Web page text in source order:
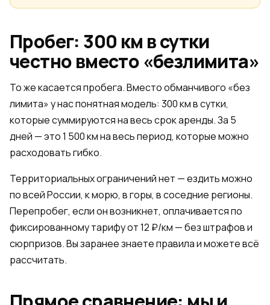
Пробег: 300 км в сутки
честно вместо «безлимита»
То же касается пробега. Вместо обманчивого «без
лимита» у нас понятная модель: 300 км в сутки,
которые суммируются на весь срок аренды. За 5
дней — это 1 500 км на весь период, которые можно
расходовать гибко.
Территориальных ограничений нет — ездить можно
по всей России, к морю, в горы, в соседние регионы.
Перепробег, если он возникнет, оплачивается по
фиксированному тарифу от 12 ₽/км — без штрафов и
сюрпризов. Вы заранее знаете правила и можете всё
рассчитать.